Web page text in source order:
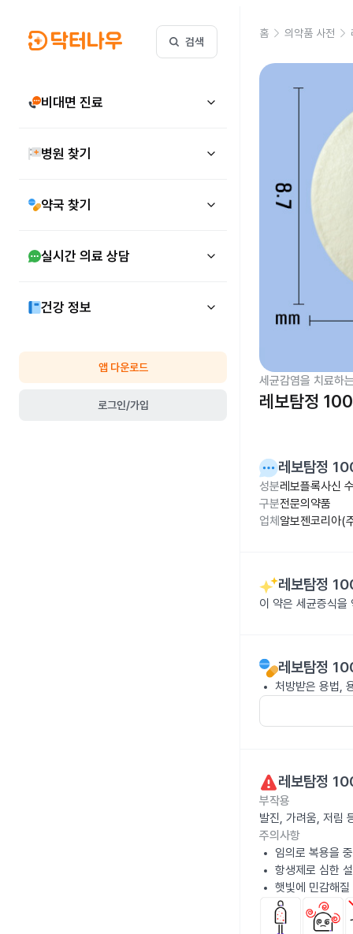
검색
비대면 진료
병원 찾기
약국 찾기
실시간 의료 상담
건강 정보
앱 다운로드
로그인/가입
홈 의약품 사전
세균감염을 치료하
레보탐정
레보탐정
성분레보플록사신
구분전문의약품
업체 알보젠코리아(
레보탐정
이 약은 세균증식을
레보탐정
처방받은 용법,
레보탐정
부작용
발진, 가려움, 저림
주의사항
임의로 복용을
항생제로 심한
햇빛에 민감해